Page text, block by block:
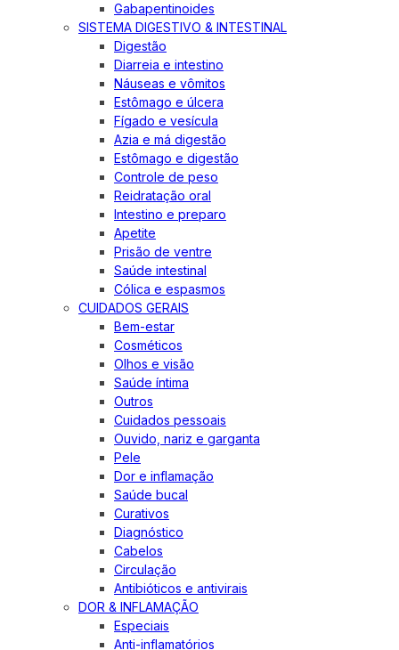
Gabapentinoides
SISTEMA DIGESTIVO & INTESTINAL
Digestão
Diarreia e intestino
Náuseas e vômitos
Estômago e úlcera
Fígado e vesícula
Azia e má digestão
Estômago e digestão
Controle de peso
Reidratação oral
Intestino e preparo
Apetite
Prisão de ventre
Saúde intestinal
Cólica e espasmos
CUIDADOS GERAIS
Bem-estar
Cosméticos
Olhos e visão
Saúde íntima
Outros
Cuidados pessoais
Ouvido, nariz e garganta
Pele
Dor e inflamação
Saúde bucal
Curativos
Diagnóstico
Cabelos
Circulação
Antibióticos e antivirais
DOR & INFLAMAÇÃO
Especiais
Anti-inflamatórios